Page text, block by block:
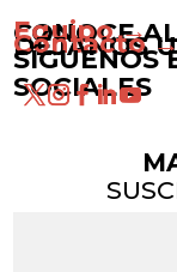
CONOCE
Equipo →
DÉJANOS
Contacto
SÍGUENOS
SOCIALES